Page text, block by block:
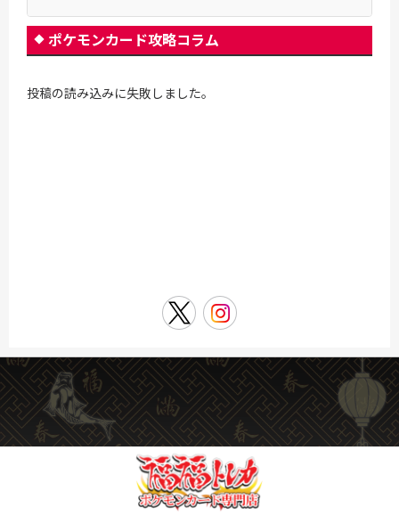
ポケモンカード攻略コラム
投稿の読み込みに失敗しました。